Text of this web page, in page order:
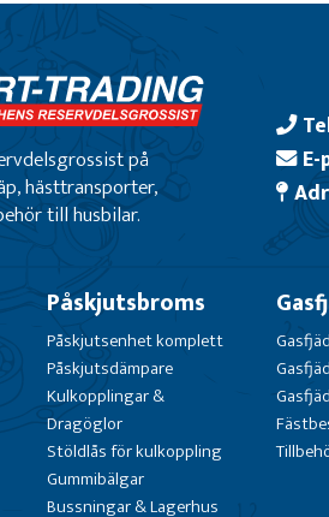
på
hästtransporter,
till husbilar.
Påskjutsbroms
Påskjutsenhet komplett
Påskjutsdämpare
Kulkopplingar &
Dragöglor
Stöldlås för kulkoppling
Gummibälgar
Bussningar & Lagerhus